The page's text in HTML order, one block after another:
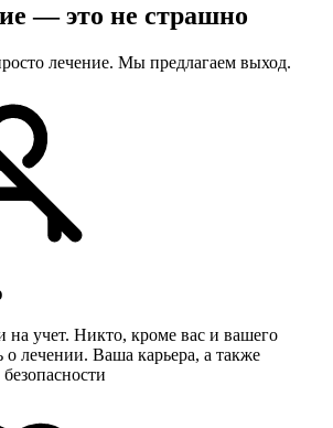
— это не страшно
лечение. Мы предлагаем выход.
на учет. Никто, кроме вас и вашего
о лечении. Ваша карьера, а также